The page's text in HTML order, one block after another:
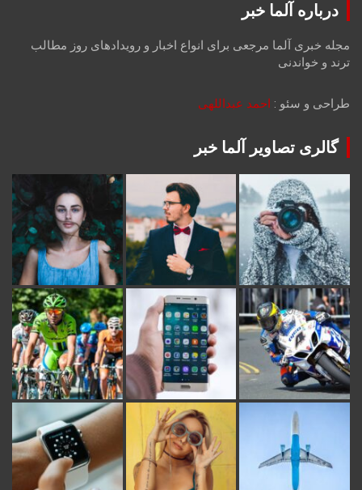
درباره آلما خبر
مجله خبری آلما مرجعی برای انواع اخبار و رویدادهای روز مطالب
ترند و خواندنی
طراحی و سئو : احمد عبداللهی
گالری تصاویر آلما خبر